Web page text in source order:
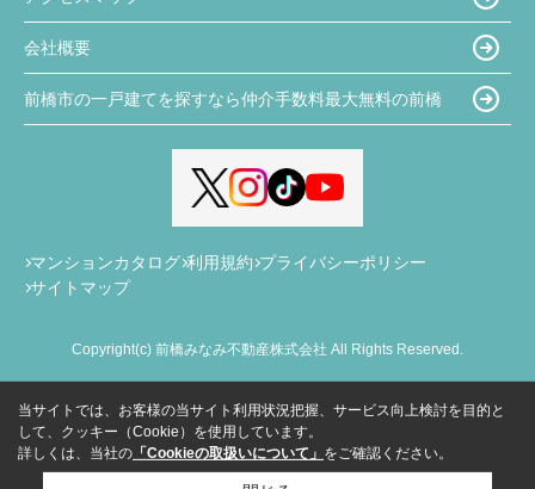
会社概要
前橋市の一戸建てを探すなら仲介手数料最大無料の前橋
マンションカタログ 利用規約 プライバシーポリシー
サイトマップ
Copyright(c) 前橋みなみ不動産株式会社 All Rights Reserved.
当サイトでは、お客様の当サイト利用状況把握、サービス向上検討を目的と
して、クッキー（Cookie）を使用しています。
詳しくは、当社の 「Cookieの取扱いについて」 をご確認ください。